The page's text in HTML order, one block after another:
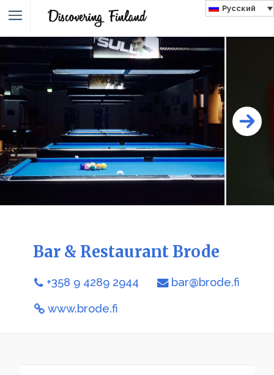
Русский
Bar & Restaurant Brode
+358 9 4289 2944 bar@brode.fi
www.brode.fi